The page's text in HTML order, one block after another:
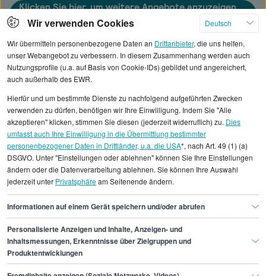
Klicken Sie hier, um weitere Angebote anzuzeigen
Alle angezeigten Gehaltsdaten beruhen auf
Durchschnittswerte und die Angaben können nicht
einzelnen Stellenangeboten zugeordnet werden.
Gehaltsinformationen
IT
Teamleiter/in Qualitätssicherung
Teamleiter/in Qualitätssicherung München
Finde den Job,
der zu dir passt.
Wir verwenden Cookies
Deutsch
Wir übermitteln personenbezogene Daten an Drittanbieter, die uns helfen,
unser Webangebot zu verbessern. In diesem Zusammenhang werden auch
Nutzungsprofile (u.a. auf Basis von Cookie-IDs) gebildet und angereichert,
auch außerhalb des EWR.
Hierfür und um bestimmte Dienste zu nachfolgend aufgeführten Zwecken
verwenden zu dürfen, benötigen wir Ihre Einwilligung. Indem Sie "Alle
akzeptieren" klicken, stimmen Sie diesen (jederzeit widerruflich) zu. Dies
umfasst auch Ihre Einwilligung in die Übermittlung bestimmter
personenbezogener Daten in Drittländer, u.a. die USA*, nach Art. 49 (1) (a)
DSGVO. Unter "Einstellungen oder ablehnen" können Sie Ihre Einstellungen
ändern oder die Datenverarbeitung ablehnen. Sie können Ihre Auswahl
jederzeit unter Privatsphäream Seitenende ändern.
Informationen auf einem Gerät speichern und/oder abrufen
Personalisierte Anzeigen und Inhalte, Anzeigen- und
Inhaltsmessungen, Erkenntnisse über Zielgruppen und
Produktentwicklungen